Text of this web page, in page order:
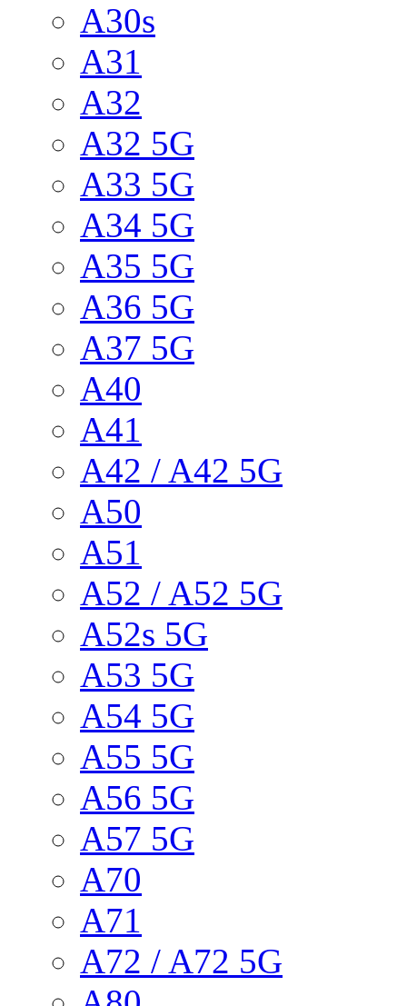
A30s
A31
A32
A32 5G
A33 5G
A34 5G
A35 5G
A36 5G
A37 5G
A40
A41
A42 / A42 5G
A50
A51
A52 / A52 5G
A52s 5G
A53 5G
A54 5G
A55 5G
A56 5G
A57 5G
A70
A71
A72 / A72 5G